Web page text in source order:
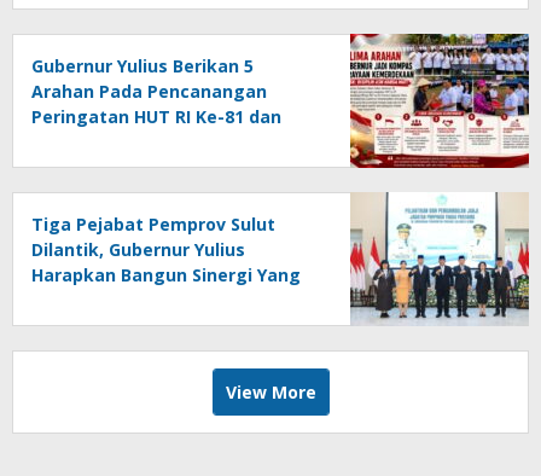
Gubernur Yulius Berikan 5
Arahan Pada Pencanangan
Peringatan HUT RI Ke-81 dan
Tiga Pejabat Pemprov Sulut
Dilantik, Gubernur Yulius
Harapkan Bangun Sinergi Yang
View More